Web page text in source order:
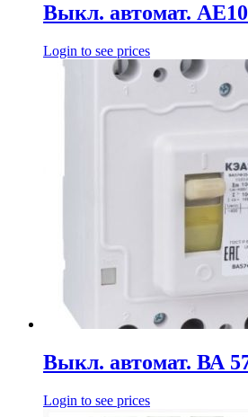
Выкл. автомат.
Login to see prices
Выкл. автомат. ВА
Login to see prices